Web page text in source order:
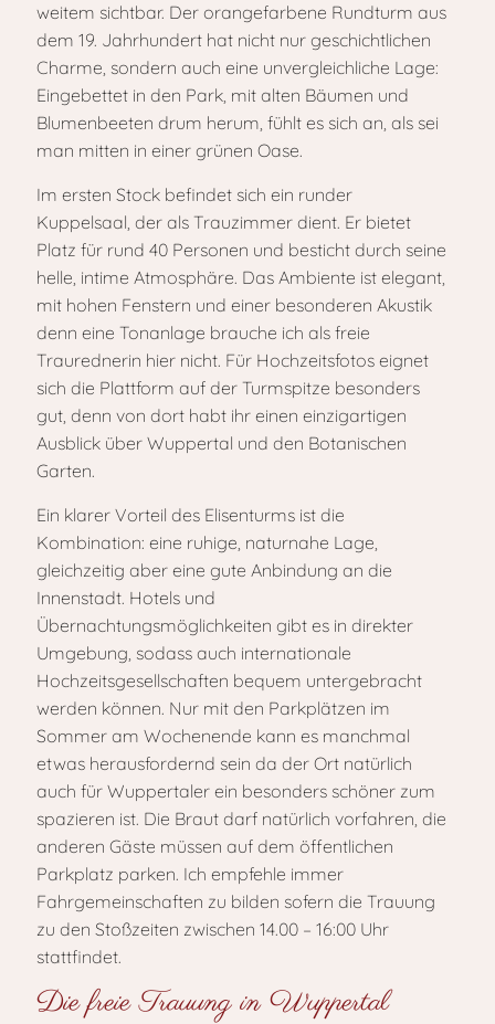
weitem sichtbar. Der orangefarbene Rundturm aus
dem 19. Jahrhundert hat nicht nur geschichtlichen
Charme, sondern auch eine unvergleichliche Lage:
Eingebettet in den Park, mit alten Bäumen und
Blumenbeeten drum herum, fühlt es sich an, als sei
man mitten in einer grünen Oase.
Im ersten Stock befindet sich ein runder
Kuppelsaal, der als Trauzimmer dient. Er bietet
Platz für rund 40 Personen und besticht durch seine
helle, intime Atmosphäre. Das Ambiente ist elegant,
mit hohen Fenstern und einer besonderen Akustik
denn eine Tonanlage brauche ich als freie
Traurednerin hier nicht. Für Hochzeitsfotos eignet
sich die Plattform auf der Turmspitze besonders
gut, denn von dort habt ihr einen einzigartigen
Ausblick über Wuppertal und den Botanischen
Garten.
Ein klarer Vorteil des Elisenturms ist die
Kombination: eine ruhige, naturnahe Lage,
gleichzeitig aber eine gute Anbindung an die
Innenstadt. Hotels und
Übernachtungsmöglichkeiten gibt es in direkter
Umgebung, sodass auch internationale
Hochzeitsgesellschaften bequem untergebracht
werden können. Nur mit den Parkplätzen im
Sommer am Wochenende kann es manchmal
etwas herausfordernd sein da der Ort natürlich
auch für Wuppertaler ein besonders schöner zum
spazieren ist. Die Braut darf natürlich vorfahren, die
anderen Gäste müssen auf dem öffentlichen
Parkplatz parken. Ich empfehle immer
Fahrgemeinschaften zu bilden sofern die Trauung
zu den Stoßzeiten zwischen 14.00 – 16:00 Uhr
stattfindet.
Die freie Trauung in Wuppertal